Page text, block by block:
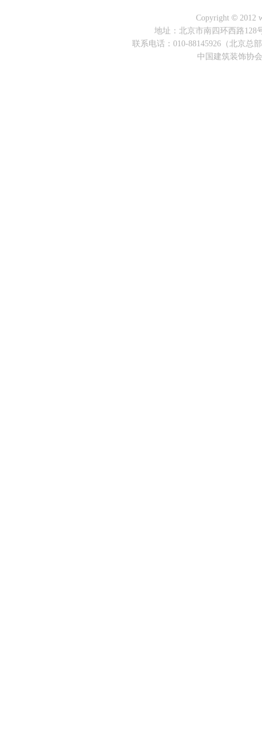
Copyright © 2012
地址：北京市南四环西路128
联系电话：010-88145926（北京总
中国建筑装饰协